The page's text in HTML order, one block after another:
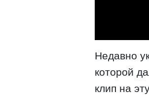
Недавно
которой
клип на